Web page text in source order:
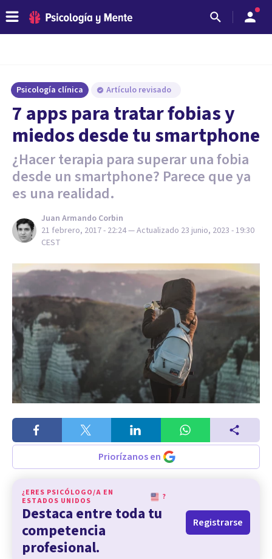
Psicología clínica Artículo revisado
7 apps para tratar fobias y
miedos desde tu smartphone
¿Hacer terapia para superar una fobia
desde un smartphone? Parece que ya
es una realidad.
Juan Armando Corbin
21 febrero, 2017 - 22:24— Actualizado 23 junio, 2023 - 19:30
CEST
Priorízanos en
¿ERES PSICÓLOGO/A EN
ESTADOS UNIDOS
?
Destaca entre toda tu
competencia
profesional.
Registrarse